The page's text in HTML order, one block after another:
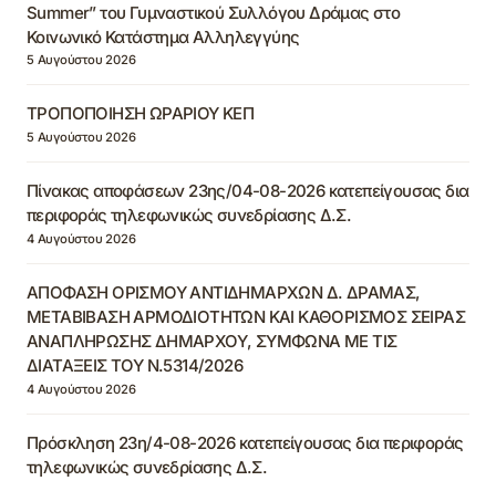
Summer” του Γυμναστικού Συλλόγου Δράμας στο
Κοινωνικό Κατάστημα Αλληλεγγύης
5 Αυγούστου 2026
ΤΡΟΠΟΠΟΙΗΣΗ ΩΡΑΡΙΟΥ ΚΕΠ
5 Αυγούστου 2026
Πίνακας αποφάσεων 23ης/04-08-2026 κατεπείγουσας δια
περιφοράς τηλεφωνικώς συνεδρίασης Δ.Σ.
4 Αυγούστου 2026
ΑΠΟΦΑΣΗ ΟΡΙΣΜΟΥ ΑΝΤΙΔΗΜΑΡΧΩΝ Δ. ΔΡΑΜΑΣ,
ΜΕΤΑΒΙΒΑΣΗ ΑΡΜΟΔΙΟΤΗΤΩΝ ΚΑΙ ΚΑΘΟΡΙΣΜΟΣ ΣΕΙΡΑΣ
ΑΝΑΠΛΗΡΩΣΗΣ ΔΗΜΑΡΧΟΥ, ΣΥΜΦΩΝΑ ΜΕ ΤΙΣ
ΔΙΑΤΑΞΕΙΣ ΤΟΥ Ν.5314/2026
4 Αυγούστου 2026
Πρόσκληση 23η/4-08-2026 κατεπείγουσας δια περιφοράς
τηλεφωνικώς συνεδρίασης Δ.Σ.